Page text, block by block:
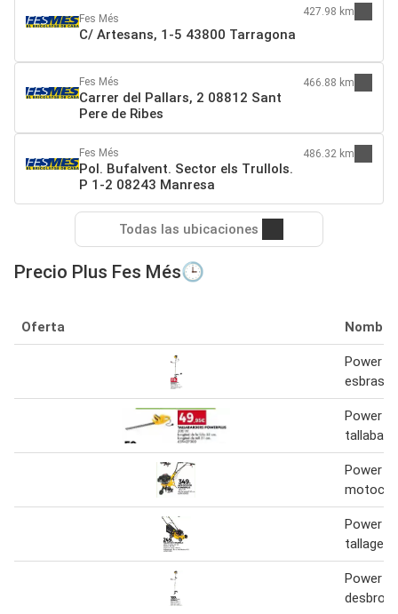
Fes Més
C/ Artesans, 1-5 43800 Tarragona
427.98 km
Fes Més
Carrer del Pallars, 2 08812 Sant
Pere de Ribes
466.88 km
Fes Més
Pol. Bufalvent. Sector els Trullols.
P 1-2 08243 Manresa
486.32 km
Todas las ubicaciones
Precio Plus Fes Més🕒
Oferta Nombre
Power
Power
Power
Power
Power